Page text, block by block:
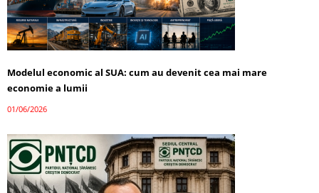
Modelul economic al SUA: cum au devenit cea mai mare
economie a lumii
01/06/2026